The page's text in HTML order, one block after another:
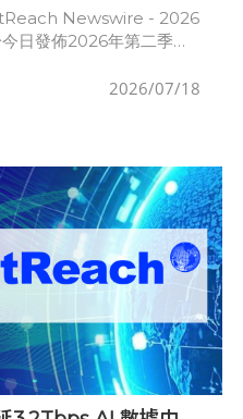
日發佈2026年第二季度
2026/07/18